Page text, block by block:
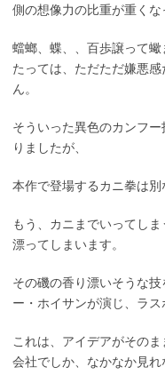
側の想像力の比重が重くな
蟷螂、蝶、、百歩譲って
たっては、ただただ嫌悪
ん。
そういった異色のカンフ
りましたが、
本作で登場するカニ拳は別
もう、カニまでいってし
漂ってしまいます。
その磯の香り漂いそうな
ー・ホイサンが演じ、ラス
これは、アイデアがその
会社でしか、なかなか見れ